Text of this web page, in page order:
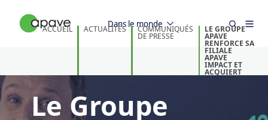
Dans le monde
ACCUEIL ACTUALITÉS COMMUNIQUÉS
DE PRESSE
LE GROUPE
APAVE
RENFORCE SA
FILIALE
APAVE
IMPACT ET
ACQUIERT
Le Groupe